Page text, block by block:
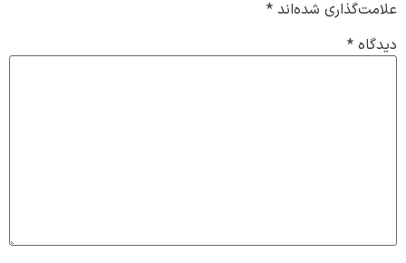
علامت‌گذاری شده‌اند *
دیدگاه *